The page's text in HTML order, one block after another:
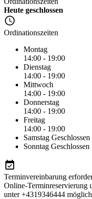
Heute geschlossen
Ordinationszeiten
Montag
14:00 - 19:00
Dienstag
14:00 - 19:00
Mittwoch
14:00 - 19:00
Donnerstag
14:00 - 19:00
Freitag
14:00 - 19:00
Samstag Geschlossen
Sonntag Geschlossen
Terminvereinbarung
Online-Terminreservierung
unter +4319346444